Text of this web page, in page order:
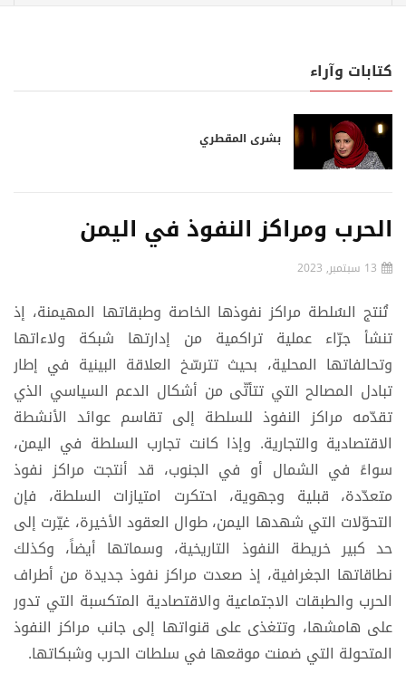
كتابات وآراء
بشرى المقطري
الحرب ومراكز النفوذ في اليمن
13 سبتمبر, 2023
تُنتج السُلطة مراكز نفوذها الخاصة وطبقاتها المهيمنة، إذ
تنشأ جرّاء عملية تراكمية من إدارتها شبكة ولاءاتها
وتحالفاتها المحلية، بحيث تترسّخ العلاقة البينية في إطار
تبادل المصالح التي تتأتّى من أشكال الدعم السياسي الذي
تقدّمه مراكز النفوذ للسلطة إلى تقاسم عوائد الأنشطة
الاقتصادية والتجارية. وإذا كانت تجارب السلطة في اليمن،
سواءً في الشمال أو في الجنوب، قد أنتجت مراكز نفوذ
متعدّدة، قبلية وجهوية، احتكرت امتيازات السلطة، فإن
التحوّلات التي شهدها اليمن، طوال العقود الأخيرة، غيّرت إلى
حد كبير خريطة النفوذ التاريخية، وسماتها أيضاً، وكذلك
نطاقاتها الجغرافية، إذ صعدت مراكز نفوذ جديدة من أطراف
الحرب والطبقات الاجتماعية والاقتصادية المتكسبة التي تدور
على هامشها، وتتغذى على قنواتها إلى جانب مراكز النفوذ
المتحولة التي ضمنت موقعها في سلطات الحرب وشبكاتها.